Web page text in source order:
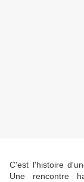
C'est l'histoire
Une rencontre